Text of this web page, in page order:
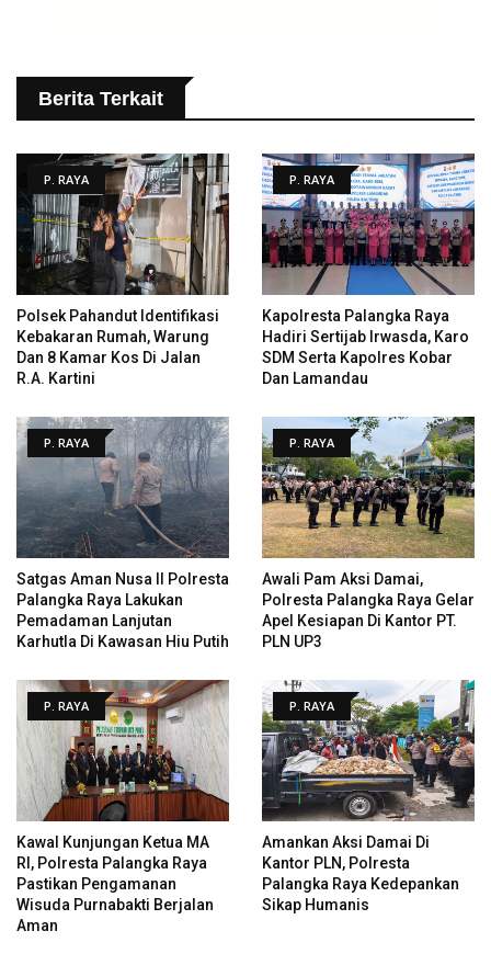
Berita Terkait
P. RAYA
Polsek Pahandut Identifikasi
Kebakaran Rumah, Warung
Dan 8 Kamar Kos Di Jalan
R.A. Kartini
P. RAYA
Kapolresta Palangka Raya
Hadiri Sertijab Irwasda, Karo
SDM Serta Kapolres Kobar
Dan Lamandau
P. RAYA
Satgas Aman Nusa II Polresta
Palangka Raya Lakukan
Pemadaman Lanjutan
Karhutla Di Kawasan Hiu Putih
P. RAYA
Awali Pam Aksi Damai,
Polresta Palangka Raya Gelar
Apel Kesiapan Di Kantor PT.
PLN UP3
P. RAYA
Kawal Kunjungan Ketua MA
RI, Polresta Palangka Raya
Pastikan Pengamanan
Wisuda Purnabakti Berjalan
Aman
P. RAYA
Amankan Aksi Damai Di
Kantor PLN, Polresta
Palangka Raya Kedepankan
Sikap Humanis